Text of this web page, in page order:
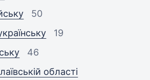
50
19
46
області